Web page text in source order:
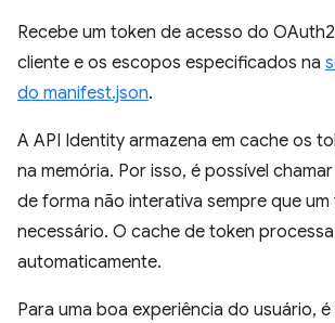
Recebe um token de acesso do
cliente e os escopos especificados na
do manifest.json.
A API Identity armazena em cache os
na memória. Por isso, é possível chamar
de forma não interativa sempre que
necessário. O cache de token
automaticamente.
Para uma boa experiência do usuário,